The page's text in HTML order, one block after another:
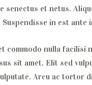
et netus.
in est ante
nulla facilisi
sit amet. Elit sed
Arcu ac tortor